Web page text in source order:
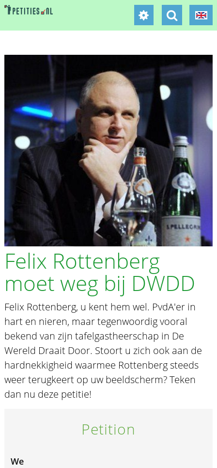
Felix Rottenberg
moet weg bij DWDD
Felix Rottenberg, u kent hem wel. PvdA'er in
hart en nieren, maar tegenwoordig vooral
bekend van zijn tafelgastheerschap in De
Wereld Draait Door. Stoort u zich ook aan de
hardnekkigheid waarmee Rottenberg steeds
weer terugkeert op uw beeldscherm? Teken
dan nu deze petitie!
Petition
We